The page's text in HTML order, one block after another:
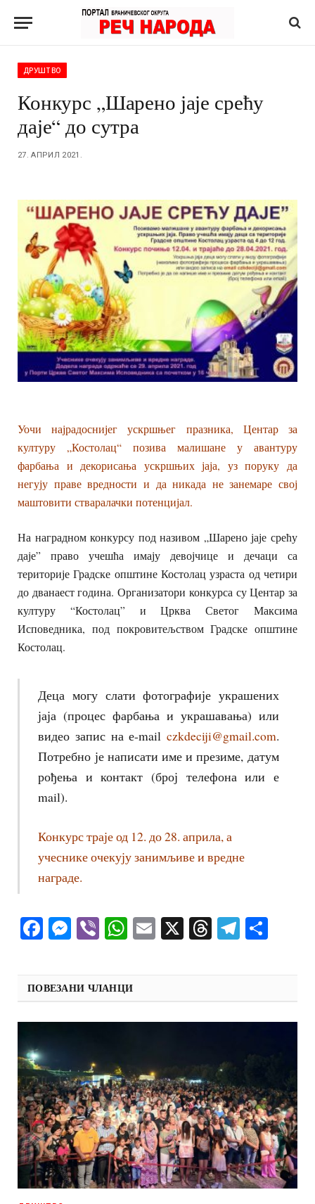
ДРУШТВО
Конкурс „Шарено јаје срећу
даје“ до сутра
27. АПРИЛ 2021.
Уочи најрадоснијег ускршњег празника, Центар за
културу „Костолац“ позива малишане у авантуру
фарбања и декорисања ускршњих јаја, уз поруку да
негују праве вредности и да никада не занемаре свој
маштовити стваралачки потенцијал.
На наградном конкурсу под називом „Шарено јаје срећу
даје” право учешћа имају девојчице и дечаци са
територије Градске општине Костолац узраста од четири
до дванаест година. Организатори конкурса су Центар за
културу “Костолац” и Црква Светог Максима
Исповедника, под покровитељством Градске општине
Костолац.
Деца могу слати фотографије украшених
јаја (процес фарбања и украшавања) или
видео запис на е-mail czkdeciji@gmail.com.
Потребно је написати име и презиме, датум
рођења и контакт (број телефона или е
mail).
Конкурс траје од 12. до 28. априла, а
учеснике очекују занимљиве и вредне
награде.
Facebook
Messenger
ViberWhatsApp
Email
X Threads
ПОВЕЗАНИ ЧЛАНЦИ